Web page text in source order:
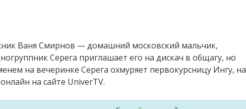
Ваня Смирнов — домашний московский мальчик,
Серега приглашает его на дискач в общагу, но
на вечеринке Серега охмуряет первокурсницу Ингу, на
на сайте UniverTV.